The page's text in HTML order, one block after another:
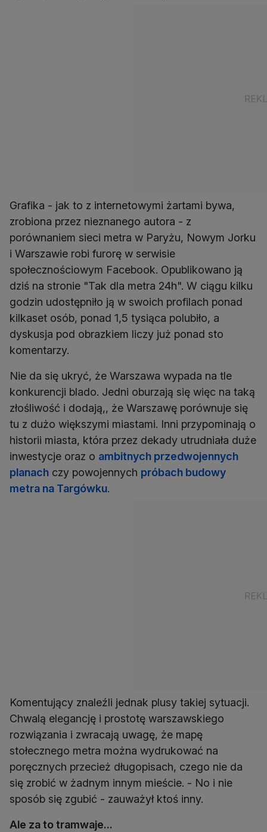
Grafika - jak to z internetowymi żartami bywa,
zrobiona przez nieznanego autora - z
porównaniem sieci metra w Paryżu, Nowym Jorku
i Warszawie robi furorę w serwisie
społecznościowym Facebook. Opublikowano ją
dziś na stronie "Tak dla metra 24h". W ciągu kilku
godzin udostępniło ją w swoich profilach ponad
kilkaset osób, ponad 1,5 tysiąca polubiło, a
dyskusja pod obrazkiem liczy już ponad sto
komentarzy.
Nie da się ukryć, że Warszawa wypada na tle
konkurencji blado. Jedni oburzają się więc na taką
złośliwość i dodają,, że Warszawę porównuje się
tu z dużo większymi miastami. Inni przypominają o
historii miasta, która przez dekady utrudniała duże
inwestycje oraz o ambitnych przedwojennych
planach czy powojennych próbach budowy
metra na Targówku.
Komentujący znaleźli jednak plusy takiej sytuacji.
Chwalą elegancję i prostotę warszawskiego
rozwiązania i zwracają uwagę, że mapę
stołecznego metra można wydrukować na
poręcznych przecież długopisach, czego nie da
się zrobić w żadnym innym mieście. - No i nie
sposób się zgubić - zauważył ktoś inny.
Ale za to tramwaje...